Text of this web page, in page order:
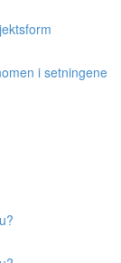
i setningene